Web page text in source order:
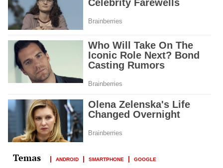
ANDROID SMARTPHONE GOOGLE